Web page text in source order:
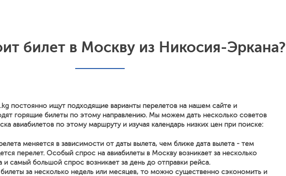
билет в Москву из Никосия-Эркана?
постоянно ищут подходящие варианты перелетов на нашем сайте и
горящие билеты по этому направлению. Мы можем дать несколько советов
авиабилетов по этому маршруту и изучая календарь низких цен при поиске:
меняется в зависимости от даты вылета, чем ближе дата вылета - тем
перелет. Особый спрос на авиабилеты в Москву возникает за несколько
и самый большой спрос возникает за день до отправки рейса.
билеты за несколько недель или месяцев, то можно существенно сэкономить и